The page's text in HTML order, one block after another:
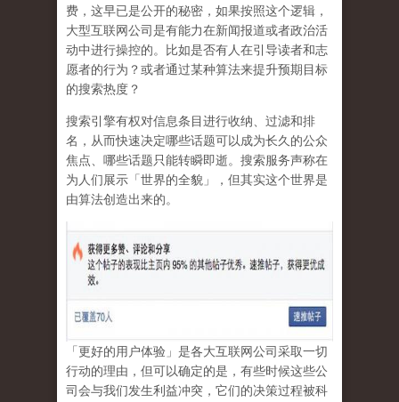
费，这早已是公开的秘密，如果按照这个逻辑，
大型互联网公司是有能力在新闻报道或者政治活
动中进行操控的。比如是否有人在引导读者和志
愿者的行为？或者通过某种算法来提升预期目标
的搜索热度？
搜索引擎有权对信息条目进行收纳、过滤和排
名，从而快速决定哪些话题可以成为长久的公众
焦点、哪些话题只能转瞬即逝。搜索服务声称在
为人们展示「世界的全貌」，但其实这个世界是
由算法创造出来的。
「更好的用户体验」是各大互联网公司采取一切
行动的理由，但可以确定的是，有些时候这些公
司会与我们发生利益冲突，它们的决策过程被科